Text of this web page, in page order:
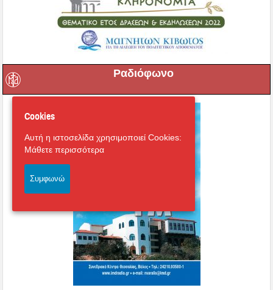
Ραδιόφωνο
Cookies
Αυτή η ιστοσελίδα χρησιμοποιεί Cookies:
Μάθετε περισσότερα
Συμφωνώ